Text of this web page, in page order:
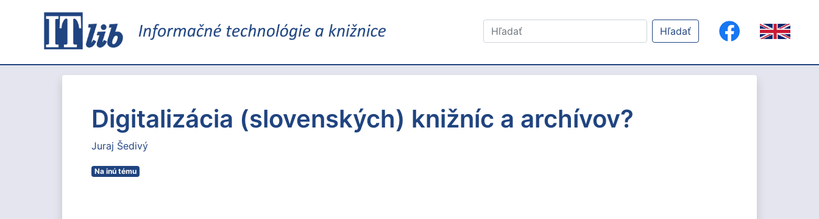
Hľadať
Digitalizácia (slovenských) knižníc a archívov?
Juraj Šedivý
Na inú tému